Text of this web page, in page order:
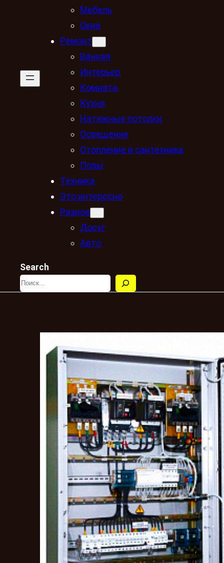
Мебель
Окна
Ремонт
Ванная
Интерьер
Комната
Кухня
Натяжные потолки
Освещение
Отопление и сантехника
Полы
Техника
Это интересно
Разное
Досуг
Авто
Search